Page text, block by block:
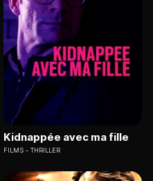
Kidnappée avec ma fille
FILMS THRILLER